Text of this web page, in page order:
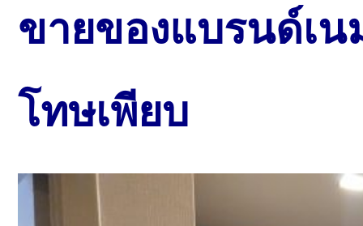
ขายของแบรนด์เน
โทษเพียบ